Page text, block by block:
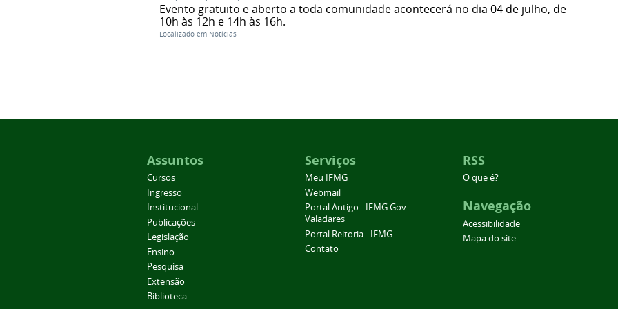
Evento gratuito e aberto a toda comunidade acontecerá no dia 04 de julho, de
10h às 12h e 14h às 16h.
Localizado em Notícias
Assuntos
Cursos
Ingresso
Institucional
Publicações
Legislação
Ensino
Pesquisa
Extensão
Biblioteca
Serviços
Meu IFMG
Webmail
Portal Antigo - IFMG Gov.
Valadares
Portal Reitoria - IFMG
Contato
RSS
O que é?
Navegação
Acessibilidade
Mapa do site